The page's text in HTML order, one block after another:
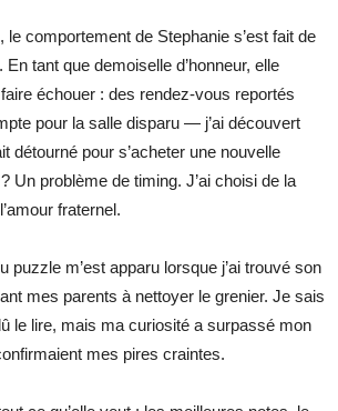
le comportement de Stephanie s’est fait de
tant que demoiselle d’honneur, elle
échouer : des rendez-vous reportés
pour la salle disparu — j’ai découvert
détourné pour s’acheter une nouvelle
Un problème de timing. J’ai choisi de la
fraternel.
puzzle m’est apparu lorsque j’ai trouvé son
mes parents à nettoyer le grenier. Je sais
le lire, mais ma curiosité a surpassé mon
mes pires craintes.